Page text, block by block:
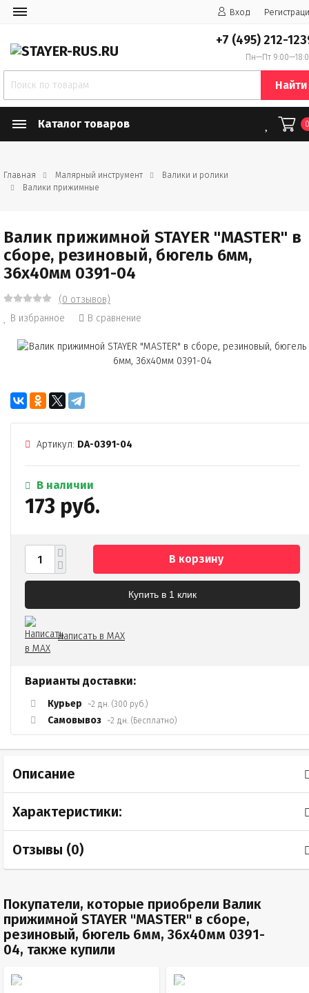
Вход
+7 (495) 212-
Пн—Пт
Найти
Каталог товаров
Главная Малярный инструмент
Валики и ролики
Валики прижимные
Валик прижимной STAYER "MASTER" в
сборе, резиновый, бюгель 6мм,
36x40мм 0391-04
(0 отзывов)
В избранное
В сравнение
Артикул: DA-0391-04
В наличии
173 руб.
В корзину
Купить в 1 клик
Написать в MAX
Варианты доставки:
Курьер ~2 дн. (300 руб.)
Самовывоз ~2 дн. (Бесплатно)
Описание
Характеристики:
Отзывы (0)
Покупатели, которые приобрели Валик
прижимной STAYER "MASTER" в сборе,
резиновый, бюгель 6мм, 36x40мм 0391-
04, также купили